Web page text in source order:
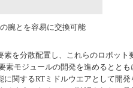
腕とを容易に交換可能
を分散配置し、これらのロボット
素モジュールの開発を進めるとと
関するRTミドルウエアとして開